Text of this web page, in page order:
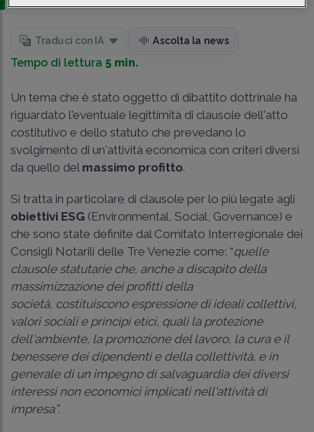
Traduci con IA Ascolta la news
Tempo di lettura 5 min.
Un tema che è stato oggetto di dibattito dottrinale ha
riguardato l'eventuale legittimità di clausole dell'atto
costitutivo e dello statuto che prevedano lo
svolgimento di un'attività economica con criteri diversi
da quello del massimo profitto.
Si tratta in particolare di clausole per lo più legate agli
obiettivi ESG (Environmental, Social, Governance) e
che sono state definite dal Comitato Interregionale dei
Consigli Notarili delle Tre Venezie come: “quelle
clausole statutarie che, anche a discapito della
massimizzazione dei profitti della
società, costituiscono espressione di ideali collettivi,
valori sociali e principi etici, quali la protezione
dell'ambiente, la promozione del lavoro, la cura e il
benessere dei dipendenti e della collettività, e in
generale di un impegno di salvaguardia dei diversi
interessi non economici implicati nell'attività di
impresa”.